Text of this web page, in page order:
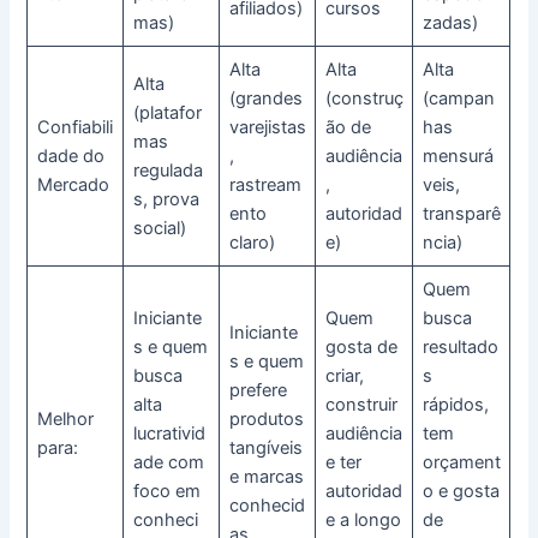
mas)
afiliados) cursos
zadas)
Confiabili
dade do
Mercado
Alta
(platafor
mas
regulada
s, prova
social)
Alta
(grandes
varejistas
,
rastream
ento
claro)
Alta
(construç
ão de
audiência
,
autoridad
e)
Alta
(campan
has
mensurá
veis,
transparê
ncia)
Melhor
para:
Iniciante
s e quem
busca
alta
lucrativid
ade com
foco em
conheci
Iniciante
s e quem
prefere
produtos
tangíveis
e marcas
conhecid
Quem
gosta de
criar,
construir
audiência
e ter
autoridad
e a longo
Quem
busca
resultado
s
rápidos,
tem
orçament
o e gosta
de